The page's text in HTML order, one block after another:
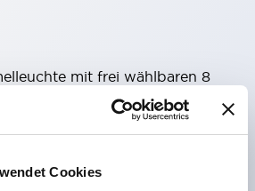
Cookies
mit frei wählbaren 8
Flächen.
superhellen Flächenleucht-